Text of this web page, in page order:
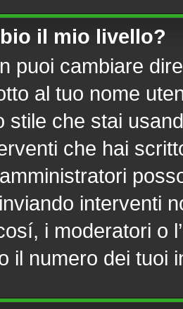
il mio livello?
puoi cambiare
al tuo nome
stile che stai
che hai
interventi
i moderatori o
il numero dei tuoi